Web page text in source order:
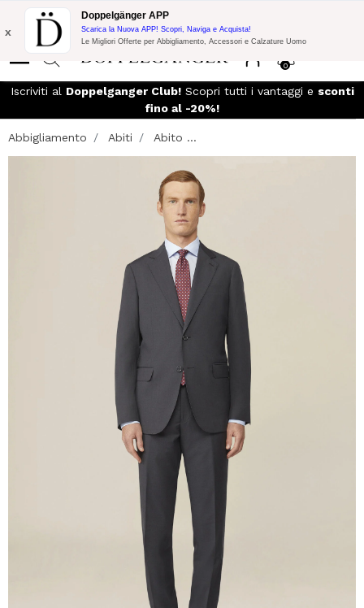
Promo Flash:
10% di Extra Sconto su 300€ di Acquisto con codice:
DOPPEL300
0
x
Doppelgänger APP
Scarica la Nuova APP! Scopri, Naviga e Acquista!
Le Migliori Offerte per Abbigliamento, Accessori e Calzature Uomo
Iscriviti al Doppelganger Club!Scopri tutti i vantaggi e sconti
fino al -20%!
Abbigliamento Abiti Abito ...